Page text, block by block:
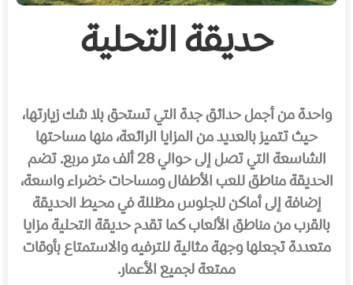
حديقة التحلية
واحدة من أجمل حدائق جدة التي تستحق بلا شك زيارتها،
حيث تتميز بالعديد من المزايا الرائعة، منها مساحتها
الشاسعة التي تصل إلى حوالي 28 ألف متر مربع. تضم
الحديقة مناطق للعب الأطفال ومساحات خضراء واسعة،
إضافة إلى أماكن للجلوس مظللة في محيط الحديقة
بالقرب من مناطق الألعاب كما تقدم حديقة التحلية مزايا
متعددة تجعلها وجهة مثالية للترفيه والاستمتاع بأوقات
ممتعة لجميع الأعمار.